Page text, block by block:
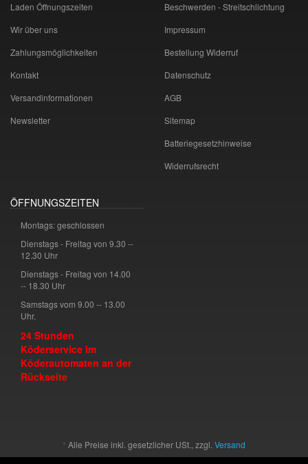
Laden Öffnungszeiten
Wir über uns
Zahlungsmöglichkeiten
Kontakt
Versandinformationen
Newsletter
Beschwerden - Streitschlichtung
Impressum
Bestellung Widerruf
Datenschutz
AGB
Sitemap
Batteriegesetzhinweise
Widerrufsrecht
ÖFFNUNGSZEITEN
Montags: geschlossen
Dienstags - Freitag von 9.30 --
12.30 Uhr
Dienstags - Freitag von 14.00
-- 18.30 Uhr
Samstags vom 9.00 -- 13.00
Uhr.
24 Stunden
Köderservice im
Köderautomaten an der
Rückseite
* Alle Preise inkl. gesetzlicher USt., zzgl. Versand